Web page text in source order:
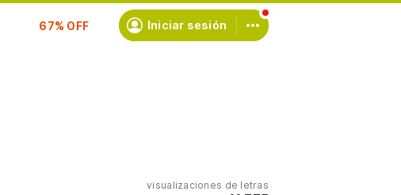
Suscríbete Iniciar sesión
visualizaciones de letras